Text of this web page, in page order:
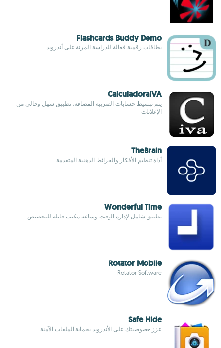
Flashcards Buddy Demo
بطاقات رقمية فعالة للدراسة المرنة على أندرويد
CalculadoraIVA
يتم تبسيط حسابات الضريبة المضافة، تطبيق سهل وخالي من
الإعلانات
TheBrain
أداة تنظيم الأفكار والخرائط الذهنية المتقدمة
Wonderful Time
تطبيق شامل لإدارة الوقت وساعة مكتب قابلة للتخصيص
Rotator Mobile
Rotator Software
Safe Hide
عزز خصوصيتك على الأندرويد بحماية الملفات الآمنة